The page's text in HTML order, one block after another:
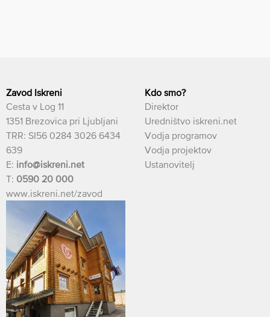
Zavod Iskreni
Cesta v Log 11
1351 Brezovica pri Ljubljani
TRR: SI56 0284 3026 6434
639
E: info@iskreni.net
T: 0590 20 000
www.iskreni.net/zavod
Kdo smo?
Direktor
Uredništvo iskreni.net
Vodja programov
Vodja projektov
Ustanovitelj